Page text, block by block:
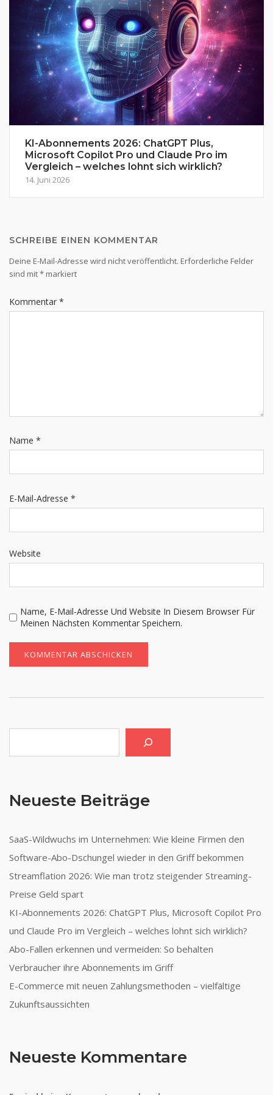
KI-Abonnements 2026: ChatGPT Plus,
Microsoft Copilot Pro und Claude Pro im
Vergleich – welches lohnt sich wirklich?
14. Juni 2026
SCHREIBE EINEN KOMMENTAR
Deine E-Mail-Adresse wird nicht veröffentlicht. Erforderliche Felder
sind mit* markiert
Kommentar *
Name *
E-Mail-Adresse *
Website
Name, E-Mail-Adresse Und Website In Diesem Browser Für
Meinen Nächsten Kommentar Speichern.
Neueste Beiträge
SaaS-Wildwuchs im Unternehmen: Wie kleine Firmen den
Software-Abo-Dschungel wieder in den Griff bekommen
Streamflation 2026: Wie man trotz steigender Streaming-
Preise Geld spart
KI-Abonnements 2026: ChatGPT Plus, Microsoft Copilot Pro
und Claude Pro im Vergleich – welches lohnt sich wirklich?
Abo-Fallen erkennen und vermeiden: So behalten
Verbraucher ihre Abonnements im Griff
E-Commerce mit neuen Zahlungsmethoden – vielfältige
Zukunftsaussichten
Neueste Kommentare